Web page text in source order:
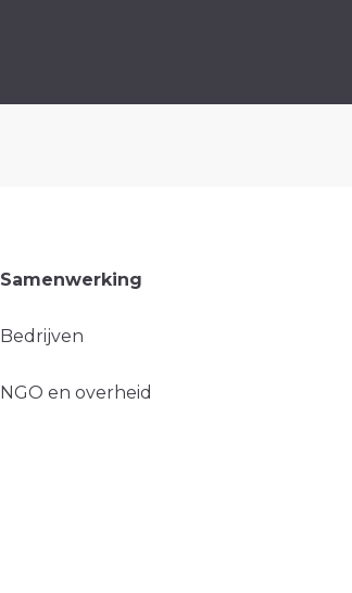
Samenwerking
Bedrijven
NGO en overheid